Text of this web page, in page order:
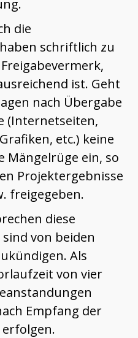
die
schriftlich zu
ist. Geht
nach Übergabe
(Internetseiten,
etc.) keine
Mängelrüge ein, so
Projektergebnisse
freigegeben.
diese
von beiden
Als
von vier
Empfang der